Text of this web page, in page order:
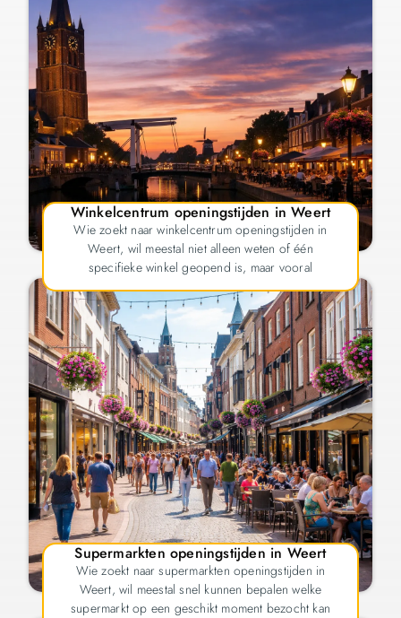
Winkelcentrum openingstijden in Weert
Wie zoekt naar winkelcentrum openingstijden in
Weert, wil meestal niet alleen weten of één
specifieke winkel geopend is, maar vooral
Supermarkten openingstijden in Weert
Wie zoekt naar supermarkten openingstijden in
Weert, wil meestal snel kunnen bepalen welke
supermarkt op een geschikt moment bezocht kan